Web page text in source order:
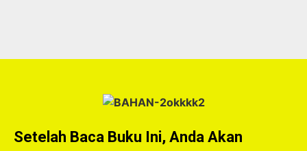
Setelah Baca Buku Ini, Anda Akan